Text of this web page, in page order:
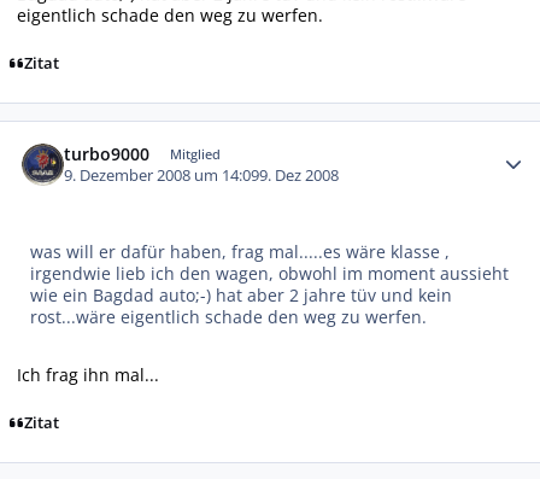
eigentlich schade den weg zu werfen.
Zitat
turbo9000 Mitglied
9. Dezember 2008 um 14:099. Dez 2008
was will er dafür haben, frag mal.....es wäre klasse ,
irgendwie lieb ich den wagen, obwohl im moment aussieht
wie ein Bagdad auto;-) hat aber 2 jahre tüv und kein
rost...wäre eigentlich schade den weg zu werfen.
Ich frag ihn mal...
Zitat